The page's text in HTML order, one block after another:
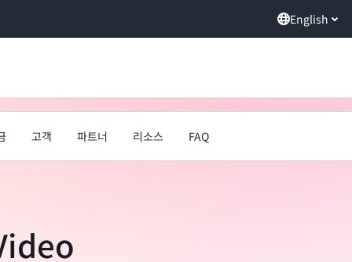
English
고객 파트너 리소스 FAQ